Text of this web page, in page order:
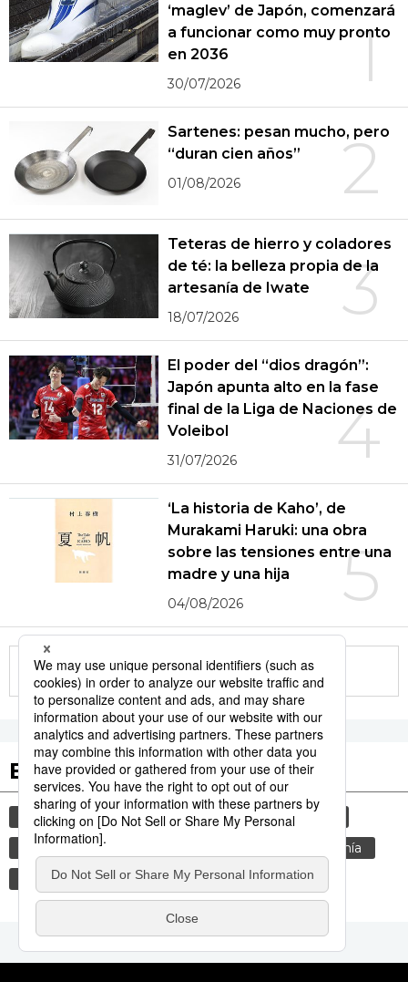
1
‘maglev’ de Japón, comenzará
a funcionar como muy pronto
en 2036
30/07/2026
2
Sartenes: pesan mucho, pero
“duran cien años”
01/08/2026
3
Teteras de hierro y coladores
de té: la belleza propia de la
artesanía de Iwate
18/07/2026
4
El poder del “dios dragón”:
Japón apunta alto en la fase
final de la Liga de Naciones de
Voleibol
31/07/2026
5
‘La historia de Kaho’, de
Murakami Haruki: una obra
sobre las tensiones entre una
madre y una hija
04/08/2026
More in this series
Etiquetas destacadas
vida cultura economía
shinkansen
maglev
gastronomía
cortesía
comida costumbres